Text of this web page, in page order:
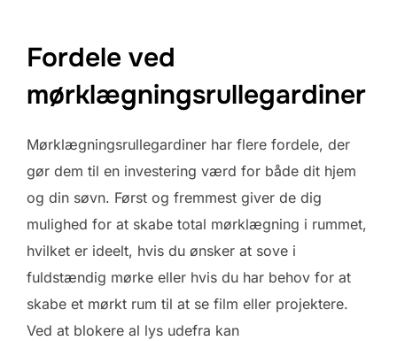
Fordele ved
mørklægningsrullegardiner
Mørklægningsrullegardiner har flere fordele, der
gør dem til en investering værd for både dit hjem
og din søvn. Først og fremmest giver de dig
mulighed for at skabe total mørklægning i rummet,
hvilket er ideelt, hvis du ønsker at sove i
fuldstændig mørke eller hvis du har behov for at
skabe et mørkt rum til at se film eller projektere.
Ved at blokere al lys udefra kan